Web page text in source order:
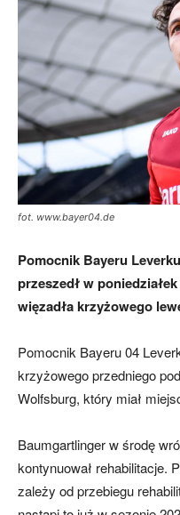
aktualności
(transfery,
skład)
fot. www.bayer04.de
Pomocnik Bayeru
przeszedł w
więzadła krzyżowego
Pomocnik Bayeru 04
krzyżowego przedniego
Wolfsburg, który miał
Baumgartlinger w środę
kontynuował rehabilitacje.
zależy od przebiegu